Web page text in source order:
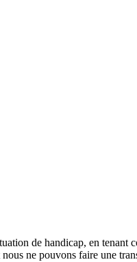
de handicap, en tenant
ne pouvons faire une